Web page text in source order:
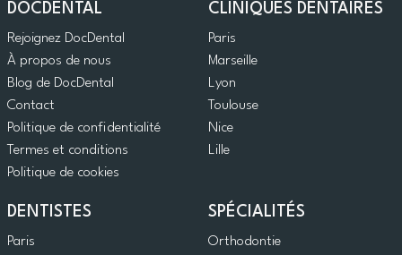
DOCDENTAL
Rejoignez DocDental
À propos de nous
Blog de DocDental
Contact
Politique de confidentialité
Termes et conditions
Politique de cookies
CLINIQUES DENTAIRES
Paris
Marseille
Lyon
Toulouse
Nice
Lille
DENTISTES
Paris
SPÉCIALITÉS
Orthodontie